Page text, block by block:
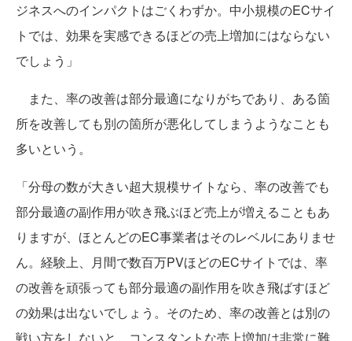
ジネスへのインパクトはごくわずか。中小規模のECサイ
トでは、効果を実感できるほどの売上増加にはならない
でしょう」
また、率の改善は部分最適になりがちであり、ある箇
所を改善しても別の箇所が悪化してしまうようなことも
多いという。
「分母の数が大きい超大規模サイトなら、率の改善でも
部分最適の副作用が吹き飛ぶほど売上が増えることもあ
りますが、ほとんどのEC事業者はそのレベルにありませ
ん。経験上、月間で数百万PVほどのECサイトでは、率
の改善を頑張っても部分最適の副作用を吹き飛ばすほど
の効果は出ないでしょう。そのため、率の改善とは別の